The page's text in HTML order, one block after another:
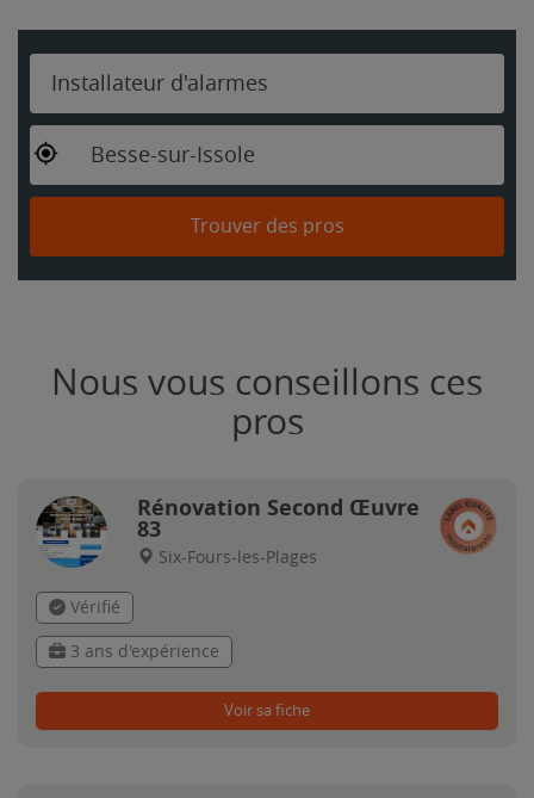
Installateur d'alarmes
Besse-sur-Issole
Trouver des pros
Nous vous conseillons ces
pros
Rénovation Second Œuvre
83
Six-Fours-les-Plages
Vérifié
3 ans d'expérience
Voir sa fiche